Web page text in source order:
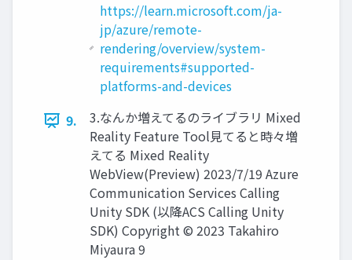
https://learn.microsoft.com/ja-
jp/azure/remote-
rendering/overview/system-
requirements#supported-
platforms-and-devices
9.
3.なんか増えてるのライブラリ Mixed
Reality Feature Tool見てると時々増
えてる Mixed Reality
WebView(Preview) 2023/7/19 Azure
Communication Services Calling
Unity SDK (以降ACS Calling Unity
SDK) Copyright © 2023 Takahiro
Miyaura 9